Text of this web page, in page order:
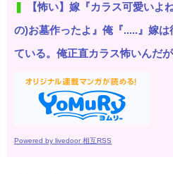
【怖い】嫁『カラス可愛いよ
の)お墓作ったよ』俺『.....』嫁
ている。俺正直カラス怖いんだ
Powered by livedoor 相互RSS